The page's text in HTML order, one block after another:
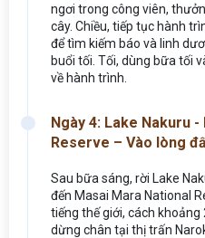
ngơi trong công viên,
cây. Chiều, tiếp tục hành
để tìm kiếm báo và linh
buổi tối. Tối, dùng bữa tối
về hành trình.
Ngày 4: Lake Nakuru
Reserve – Vào lòng
Sau bữa sáng, rời Lake
đến Masai Mara National
tiếng thế giới, cách
dừng chân tại thị trấn